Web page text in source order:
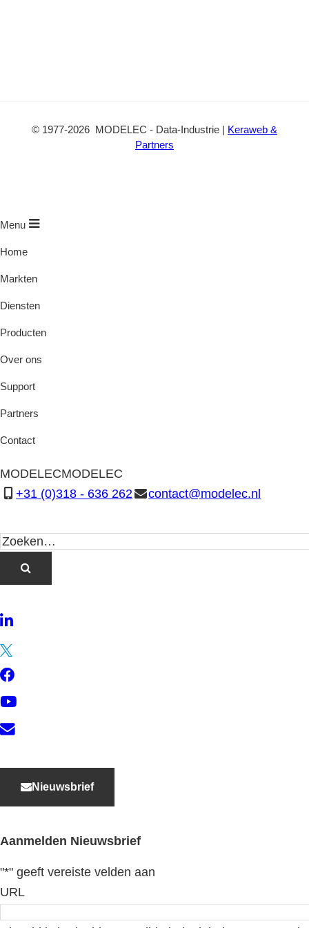
© 1977-2026 MODELEC - Data-Industrie | Keraweb &
Partners
Menu
Home
Markten
Diensten
Producten
Over ons
Support
Partners
Contact
MODELECMODELEC
+31 (0)318 - 636 262
contact@modelec.nl
LinkedIn
YouTube
Contact
Nieuwsbrief
Aanmelden Nieuwsbrief
"*" geeft vereiste velden aan
URL